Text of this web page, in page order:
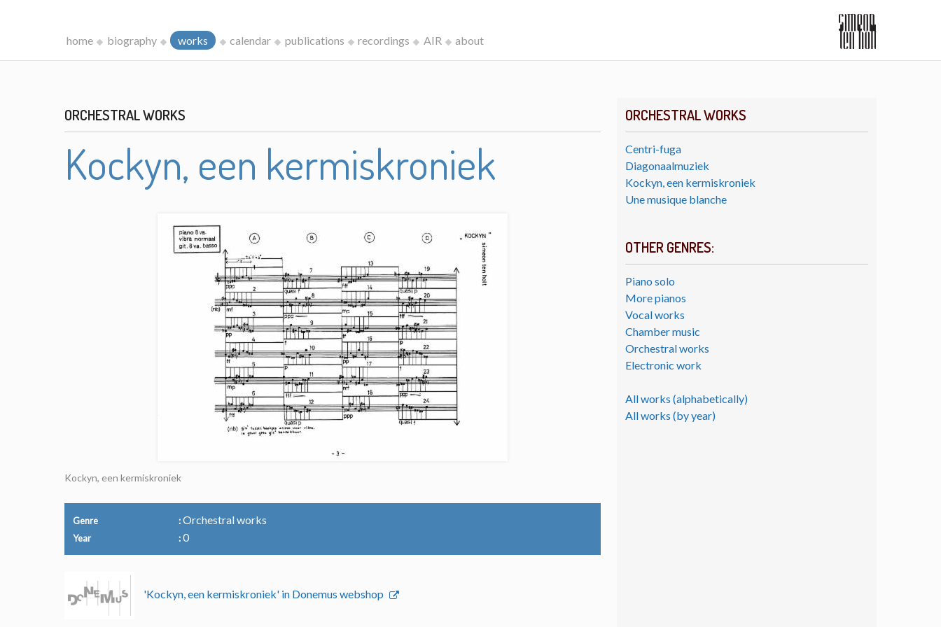
home biography works calendar publications recordings AIR about
ORCHESTRAL WORKS
Centri-fuga
Diagonaalmuziek
Kockyn, een kermiskroniek
Une musique blanche
OTHER GENRES:
Piano solo
More pianos
Vocal works
Chamber music
Orchestral works
Electronic work
All works (alphabetically)
All works (by year)
ORCHESTRAL WORKS
Kockyn, een kermiskroniek
Kockyn, een kermiskroniek
Genre Orchestral works
Year 0
'Kockyn, een kermiskroniek' in Donemus webshop